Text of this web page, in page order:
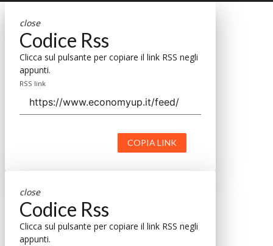
close
Codice Rss
Clicca sul pulsante per copiare il link RSS negli
appunti.
RSS link
COPIA LINK
close
Codice Rss
Clicca sul pulsante per copiare il link RSS negli
appunti.